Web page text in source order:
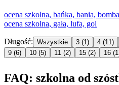
ocena szkolna, bańka, bania, bomba
ocena szkolna, gała, lufa, gol
Długość: Wszystkie 3 (1) 4 (11)
9 (6) 10 (5) 11 (2) 15 (2) 16
FAQ: szkolna od